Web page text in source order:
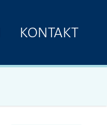
KONTAKT